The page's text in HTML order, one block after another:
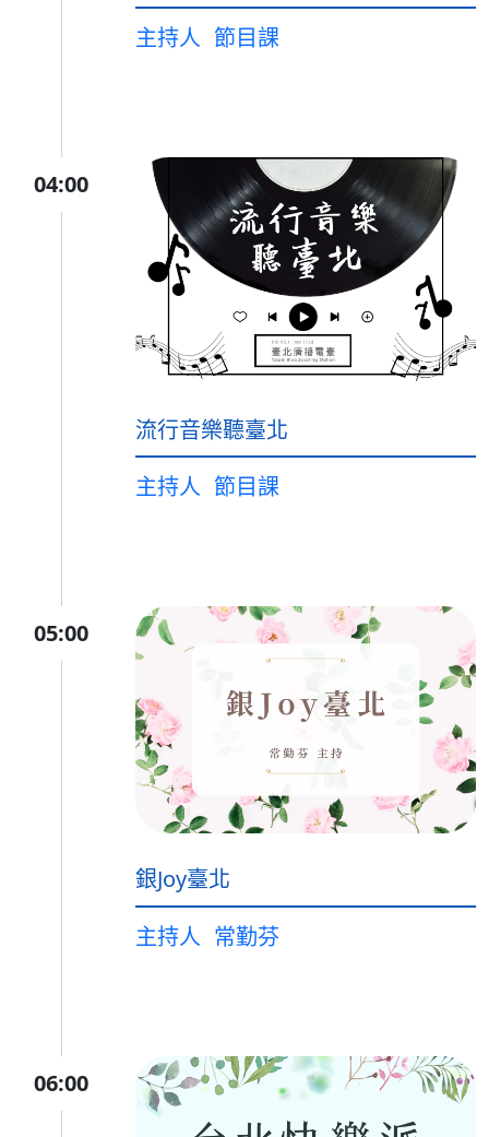
主持人 節目課
04:00
流行音樂聽臺北
主持人 節目課
05:00
銀Joy臺北
主持人 常勤芬
06:00